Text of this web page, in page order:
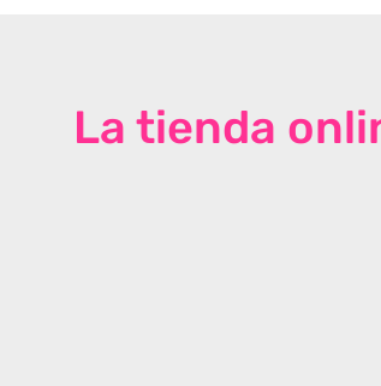
La tienda